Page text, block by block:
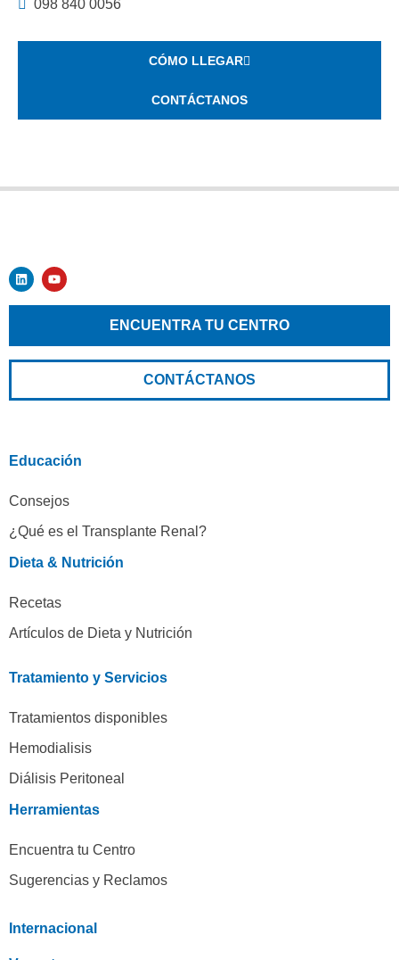
098 840 0056
CÓMO LLEGAR
CONTÁCTANOS
ENCUENTRA TU CENTRO
CONTÁCTANOS
Educación
Consejos
¿Qué es el Transplante Renal?
Dieta & Nutrición
Recetas
Artículos de Dieta y Nutrición
Tratamiento y Servicios
Tratamientos disponibles
Hemodialisis
Diálisis Peritoneal
Herramientas
Encuentra tu Centro
Sugerencias y Reclamos
Internacional